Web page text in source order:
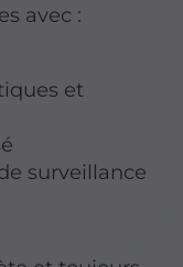
avec :
et
surveillance